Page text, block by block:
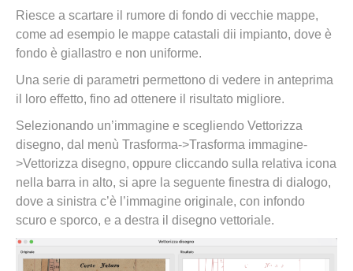
Riesce a scartare il rumore di fondo di vecchie mappe,
come ad esempio le mappe catastali dii impianto, dove è
fondo è giallastro e non uniforme.
Una serie di parametri permettono di vedere in anteprima
il loro effetto, fino ad ottenere il risultato migliore.
Selezionando un’immagine e scegliendo Vettorizza
disegno, dal menù Trasforma->Trasforma immagine-
>Vettorizza disegno, oppure cliccando sulla relativa icona
nella barra in alto, si apre la seguente finestra di dialogo,
dove a sinistra c’è l’immagine originale, con infondo
scuro e sporco, e a destra il disegno vettoriale.